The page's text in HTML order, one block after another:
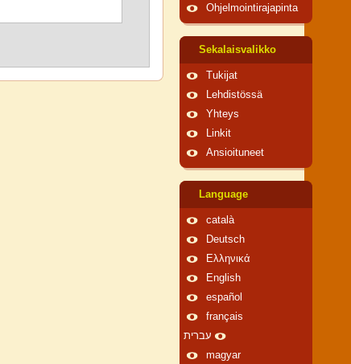
Ohjelmointirajapinta
Sekalaisvalikko
Tukijat
Lehdistössä
Yhteys
Linkit
Ansioituneet
Language
català
Deutsch
Ελληνικά
English
español
français
עברית
magyar